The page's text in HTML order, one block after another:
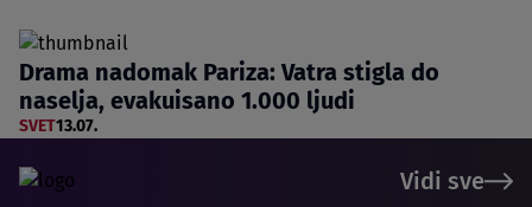
Drama nadomak Pariza: Vatra stigla do
naselja, evakuisano 1.000 ljudi
SVET13.07.
Vidi sve